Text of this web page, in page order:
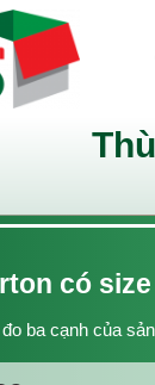
có
ba cạnh của